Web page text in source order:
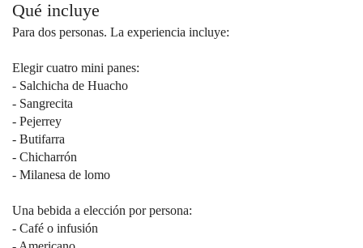
Qué incluye
Para dos personas. La experiencia incluye:
Elegir cuatro mini panes:
- Salchicha de Huacho
- Sangrecita
- Pejerrey
- Butifarra
- Chicharrón
- Milanesa de lomo
Una bebida a elección por persona:
- Café o infusión